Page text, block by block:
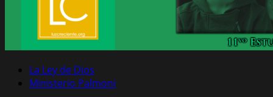
La Ley de Dios
Ministerio Palmoni